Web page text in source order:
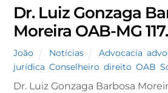
Dr. Luiz Gonzaga
Moreira OAB-MG
João Notícias Advocacia ,
jurídica ,Conselheiro ,direito ,OAB ,
Dr. Luiz Gonzaga Barbosa